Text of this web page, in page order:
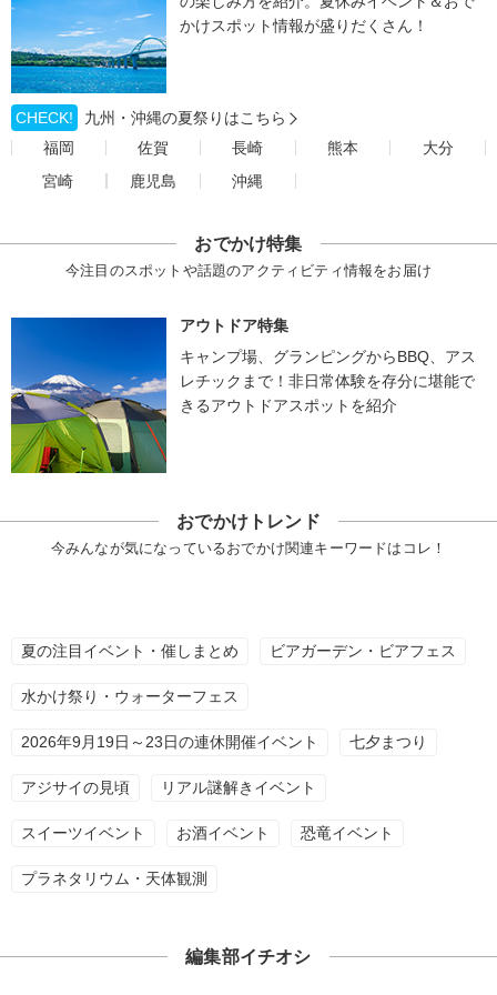
かけスポット情報が盛りだくさん！
CHECK!
九州・沖縄の夏祭りはこちら
福岡
佐賀 長崎 熊本
大分
宮崎
鹿児島 沖縄
おでかけ特集
今注目のスポットや話題のアクティビティ情報をお届け
アウトドア特集
キャンプ場、グランピングからBBQ、アス
レチックまで！非日常体験を存分に堪能で
きるアウトドアスポットを紹介
おでかけトレンド
今みんなが気になっているおでかけ関連キーワードはコレ！
夏の注目イベント・催しまとめ ビアガーデン・ビアフェス
水かけ祭り・ウォーターフェス
2026年9月19日～23日の連休開催イベント 七夕まつり
アジサイの見頃 リアル謎解きイベント
スイーツイベント お酒イベント 恐竜イベント
プラネタリウム・天体観測
編集部イチオシ